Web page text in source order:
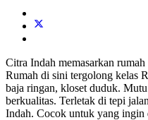
Citra Indah memasarkan
Rumah di sini tergolong kelas
baja ringan, kloset duduk.
berkualitas. Terletak di tepi
Indah. Cocok untuk yang ingin